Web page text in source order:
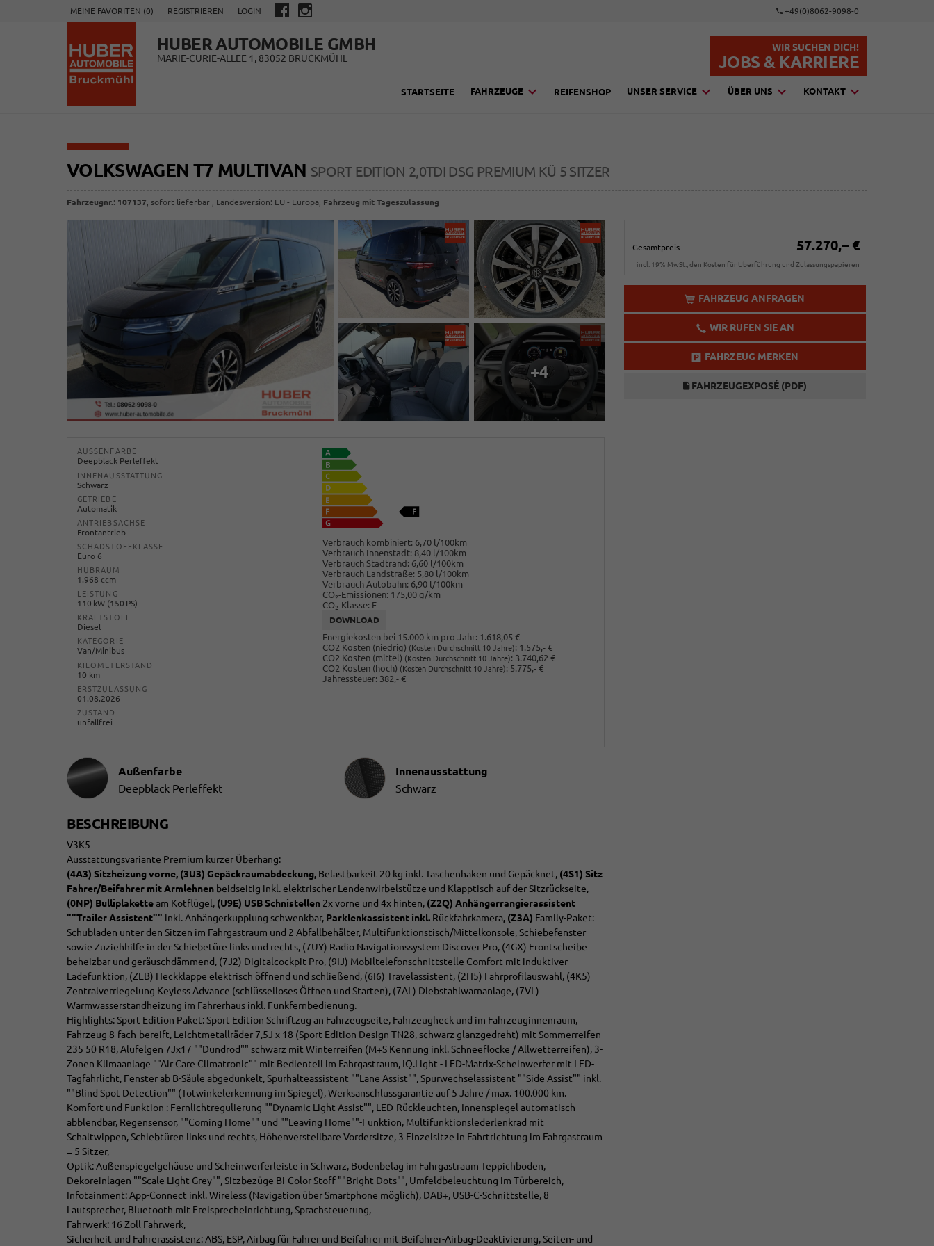
MEINE FAVORITEN (0) REGISTRIEREN LOGIN +49(0)8062-9098-0
HUBER AUTOMOBILE GMBH
MARIE-CURIE-ALLEE 1, 83052 BRUCKMÜHL
WIR SUCHEN DICH!
JOBS & KARRIERE
STARTSEITE FAHRZEUGE REIFENSHOP UNSER SERVICE ÜBER UNS KONTAKT
VOLKSWAGEN T7 MULTIVAN SPORT EDITION 2,0TDI DSG PREMIUM KÜ 5 SITZER
Fahrzeugnr.: 107137, sofort lieferbar , Landesversion: EU - Europa, Fahrzeug mit Tageszulassung
Gesamtpreis 57.270,– €
incl. 19% MwSt., den Kosten für Überführung und Zulassungspapieren
FAHRZEUG ANFRAGEN
WIR RUFEN SIE AN
FAHRZEUG MERKEN
FAHRZEUGEXPOSÉ (PDF)
+4
AUSSENFARBE
Deepblack Perleffekt
INNENAUSSTATTUNG
Schwarz
GETRIEBE
Automatik
ANTRIEBSACHSE
Frontantrieb
SCHADSTOFFKLASSE
Euro 6
HUBRAUM
1.968 ccm
LEISTUNG
110 kW (150 PS)
KRAFTSTOFF
Diesel
KATEGORIE
Van/Minibus
KILOMETERSTAND
10 km
ERSTZULASSUNG
01.08.2026
ZUSTAND
unfallfrei
Verbrauch kombiniert: 6,70 l/100km
Verbrauch Innenstadt: 8,40 l/100km
Verbrauch Stadtrand: 6,60 l/100km
Verbrauch Landstraße: 5,80 l/100km
Verbrauch Autobahn: 6,90 l/100km
CO2-Emissionen: 175,00 g/km
CO2-Klasse: F
DOWNLOAD
Energiekosten bei 15.000 km pro Jahr: 1.618,05 €
CO2 Kosten (niedrig) (Kosten Durchschnitt 10 Jahre): 1.575,- €
CO2 Kosten (mittel) (Kosten Durchschnitt 10 Jahre): 3.740,62 €
CO2 Kosten (hoch) (Kosten Durchschnitt 10 Jahre): 5.775,- €
Jahressteuer: 382,- €
Außenfarbe
Deepblack Perleffekt
Innenausstattung
Innenausstattung
Schwarz
BESCHREIBUNG
V3K5
Ausstattungsvariante Premium kurzer Überhang:
(4A3) Sitzheizung vorne, (3U3) Gepäckraumabdeckung, Belastbarkeit 20 kg inkl. Taschenhaken und Gepäcknet, (4S1) Sitz
Fahrer/Beifahrer mit Armlehnen beidseitig inkl. elektrischer Lendenwirbelstütze und Klapptisch auf der Sitzrückseite,
(0NP) Bulliplaketteam Kotflügel, (U9E) USB Schnistellen 2x vorne und 4x hinten, (Z2Q) Anhängerrangierassistent
""Trailer Assistent"" inkl. Anhängerkupplung schwenkbar, Parklenkassistent inkl. Rückfahrkamera, (Z3A) Family-Paket:
Schubladen unter den Sitzen im Fahrgastraum und 2 Abfallbehälter, Multifunktionstisch/Mittelkonsole, Schiebefenster
sowie Zuziehhilfe in der Schiebetüre links und rechts, (7UY) Radio Navigationssystem Discover Pro, (4GX) Frontscheibe
beheizbar und geräuschdämmend, (7J2) Digitalcockpit Pro, (9IJ) Mobiltelefonschnittstelle Comfort mit induktiver
Ladefunktion, (ZEB) Heckklappe elektrisch öffnend und schließend, (6I6) Travelassistent, (2H5) Fahrprofilauswahl, (4K5)
Zentralverriegelung Keyless Advance (schlüsselloses Öffnen und Starten), (7AL) Diebstahlwarnanlage, (7VL)
Warmwasserstandheizung im Fahrerhaus inkl. Funkfernbedienung.
Highlights: Sport Edition Paket: Sport Edition Schriftzug an Fahrzeugseite, Fahrzeugheck und im Fahrzeuginnenraum,
Fahrzeug 8-fach-bereift, Leichtmetallräder 7,5J x 18 (Sport Edition Design TN28, schwarz glanzgedreht) mit Sommerreifen
235 50 R18, Alufelgen 7Jx17 ""Dundrod"" schwarz mit Winterreifen (M+S Kennung inkl. Schneeflocke / Allwetterreifen), 3-
Zonen Klimaanlage ""Air Care Climatronic"" mit Bedienteil im Fahrgastraum, IQ.Light - LED-Matrix-Scheinwerfer mit LED-
Tagfahrlicht, Fenster ab B-Säule abgedunkelt, Spurhalteassistent ""Lane Assist"", Spurwechselassistent ""Side Assist"" inkl.
""Blind Spot Detection"" (Totwinkelerkennung im Spiegel), Werksanschlussgarantie auf 5 Jahre / max. 100.000 km.
Komfort und Funktion : Fernlichtregulierung ""Dynamic Light Assist"", LED-Rückleuchten, Innenspiegel automatisch
abblendbar, Regensensor, ""Coming Home"" und ""Leaving Home""-Funktion, Multifunktionslederlenkrad mit
Schaltwippen, Schiebtüren links und rechts, Höhenverstellbare Vordersitze, 3 Einzelsitze in Fahrtrichtung im Fahrgastraum
= 5 Sitzer,
Optik: Außenspiegelgehäuse und Scheinwerferleiste in Schwarz, Bodenbelag im Fahrgastraum Teppichboden,
Dekoreinlagen ""Scale Light Grey"", Sitzbezüge Bi-Color Stoff ""Bright Dots"", Umfeldbeleuchtung im Türbereich,
Infotainment: App-Connect inkl. Wireless (Navigation über Smartphone möglich), DAB+, USB-C-Schnittstelle, 8
Lautsprecher, Bluetooth mit Freisprecheinrichtung, Sprachsteuerung,
Fahrwerk: 16 Zoll Fahrwerk,
Sicherheit und Fahrerassistenz: ABS, ESP, Airbag für Fahrer und Beifahrer mit Beifahrer-Airbag-Deaktivierung, Seiten- und